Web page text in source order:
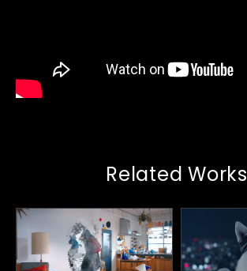
Related Works